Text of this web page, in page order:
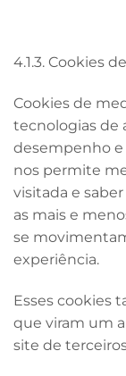
4.1.3. Cookies
Cookies de
tecnologias de
desempenho e
nos permite
visitada e
as mais e
se
experiência.
Esses cookies
que viram um
site de